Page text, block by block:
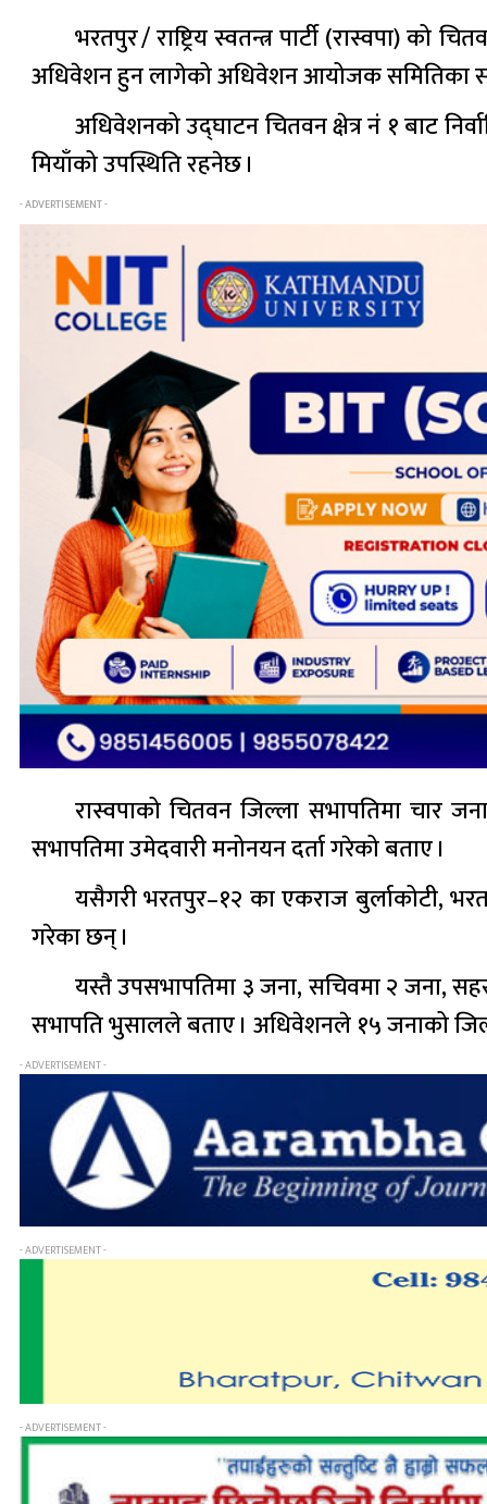
भरतपुर / राष्ट्रिय स्वतन्त्र पार्टी (रास्वपा)
अधिवेशन हुन लागेको अधिवेशन आयोजक समितिका
अधिवेशनको उद्घाटन चितवन क्षेत्र नं १ बाट
मियाँको उपस्थिति रहनेछ ।
- ADVERTISEMENT -
रास्वपाको चितवन जिल्ला सभापतिमा चार
सभापतिमा उमेदवारी मनोनयन दर्ता गरेको बताए ।
यसैगरी भरतपुर–१२ का एकराज बुर्लाकोटी,
गरेका छन् ।
यस्तै उपसभापतिमा ३ जना, सचिवमा २ जना,
सभापति भुसालले बताए । अधिवेशनले १५ जनाको
- ADVERTISEMENT -
- ADVERTISEMENT -
- ADVERTISEMENT -